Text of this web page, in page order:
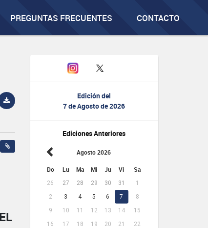
PREGUNTAS FRECUENTES CONTACTO
Edición del
7 de Agosto de 2026
Ediciones Anteriores
Agosto 2026
Do Lu Ma Mi Ju Vi Sa
26 27 28 29 30 31
1
2
3 4 5 6 7
8
9
10 11 12 13 14
15
16
17 18 19 20 21
22